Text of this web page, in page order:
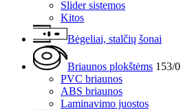
Slider sistemos
Kitos
Bėgeliai, stalčių šonai
Briaunos plokštėms 153/0
PVC briaunos
ABS briaunos
Laminavimo juostos